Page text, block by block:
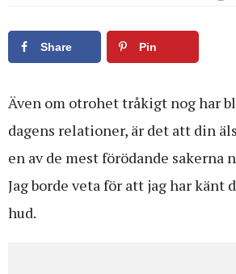
Share Pin
Även om otrohet tråkigt nog har
dagens relationer, är det att din
en av de mest förödande sakerna
Jag borde veta för att jag har känt
hud.